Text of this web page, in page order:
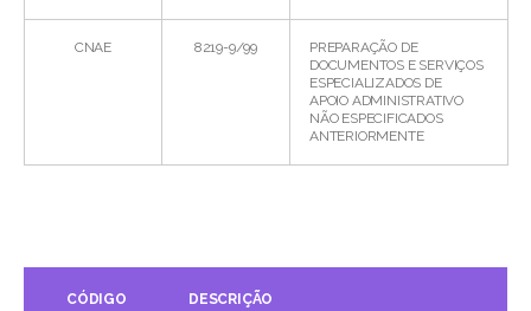
CNAE 8219-9/99
PREPARAÇÃO DE
DOCUMENTOS E SERVIÇOS
ESPECIALIZADOS DE
APOIO ADMINISTRATIVO
NÃO ESPECIFICADOS
ANTERIORMENTE
CÓDIGO DESCRIÇÃO